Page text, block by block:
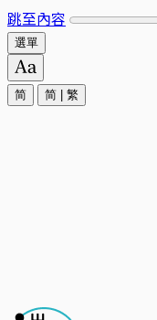
跳至內容
選單
简 简 繁